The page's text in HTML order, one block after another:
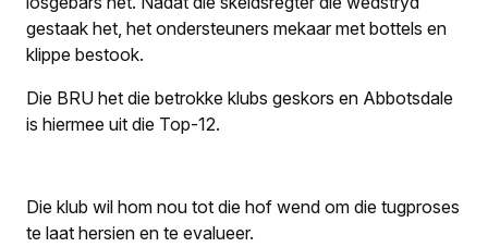
gestaak het, het ondersteuners mekaar met bottels en
klippe bestook.
Die BRU het die betrokke klubs geskors en Abbotsdale
is hiermee uit die Top-12.
Die klub wil hom nou tot die hof wend om die tugproses
te laat hersien en te evalueer.